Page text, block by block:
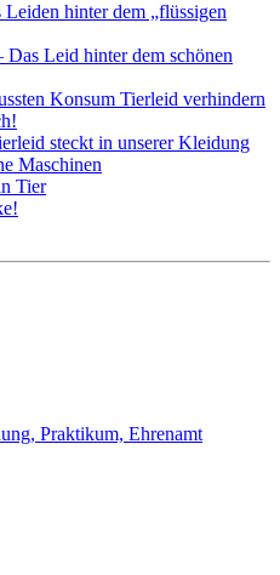
hinter dem „flüssigen
Leid hinter dem schönen
Konsum Tierleid verhindern
steckt in unserer Kleidung
Maschinen
Tier
Praktikum, Ehrenamt